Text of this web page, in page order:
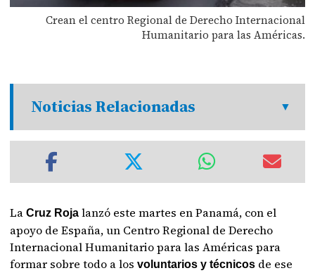
Crean el centro Regional de Derecho Internacional
Humanitario para las Américas.
Noticias Relacionadas
LaCruz Rojalanzó este martes en Panamá, con el
apoyo de España, un Centro Regional de Derecho
Internacional Humanitario para las Américas para
formar sobre todo a losvoluntarios y técnicos de ese